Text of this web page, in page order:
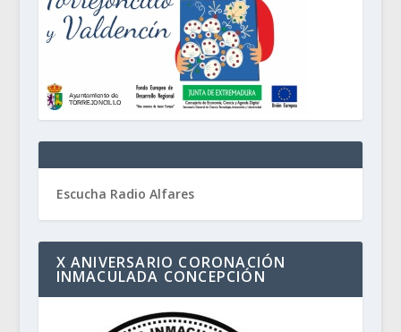
Escucha Radio Alfares
X ANIVERSARIO CORONACIÓN
INMACULADA CONCEPCIÓN